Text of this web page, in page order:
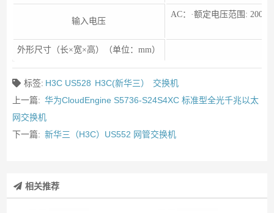
输入电压
AC：·额定电压范围: 200
外形尺寸（长×宽×高）（单位：mm）
标签: H3C US528 H3C(新华三）
交换机
上一篇: 华为CloudEngine S5736-S24S4XC 标准型全光千兆以太
网交换机
下一篇: 新华三（H3C）US552 网管交换机
相关推荐